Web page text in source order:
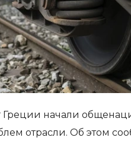
начали
отрасли. Об этом